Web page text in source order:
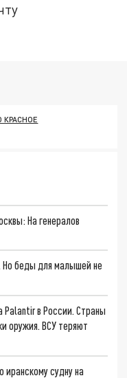
КРАСНОЕ
На генералов
Но беды для малышей не
Palantir в России. Страны
оружия. ВСУ теряют
иранскому судну на